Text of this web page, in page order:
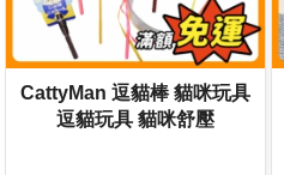
CattyMan 逗貓棒 貓咪玩具
逗貓玩具 貓咪舒壓